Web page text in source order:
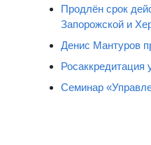
Продлён срок
Запорожской и
Денис Мантуров
Росаккредитация
Семинар